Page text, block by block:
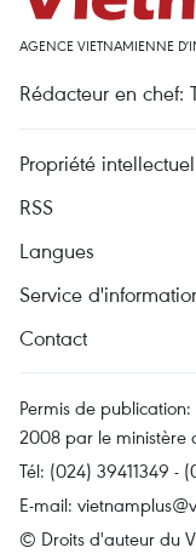
AGENCE VIETNAMIENNE
Rédacteur en chef:
Propriété
RSS
Langues
Service
Contact
Permis de publication:
2008 par le ministère
Tél: (024) 39411349 -
E-mail:
© Droits d'auteur du